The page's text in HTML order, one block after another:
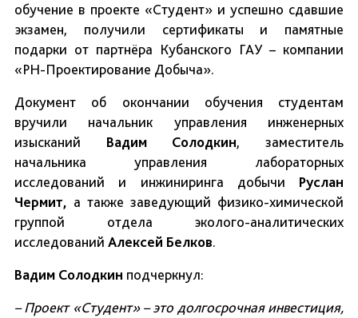
обучение в проекте «Студент» и успешно сдавшие
экзамен, получили сертификаты и памятные
подарки от партнёра Кубанского ГАУ – компании
«РН-Проектирование Добыча».
Документ об окончании обучения студентам
вручили начальник управления инженерных
изысканий Вадим Солодкин, заместитель
начальника управления лабораторных
исследований и инжиниринга добычи Руслан
Чермит, а также заведующий физико-химической
группой отдела эколого-аналитических
исследований Алексей Белков.
Вадим Солодкин подчеркнул:
– Проект «Студент» – это долгосрочная инвестиция,